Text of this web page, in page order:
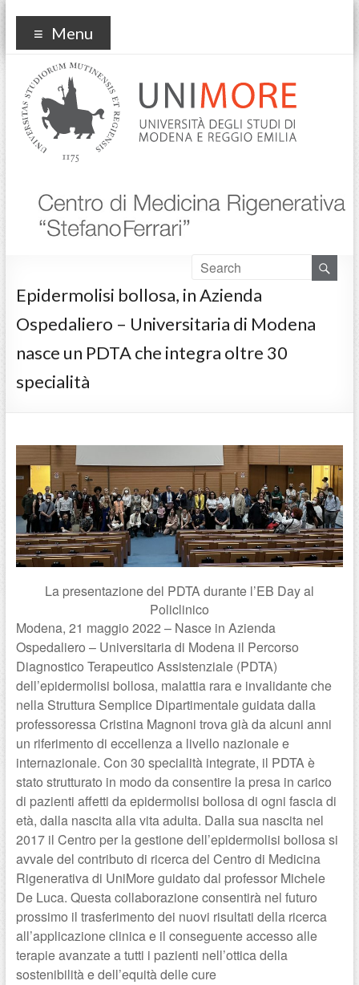
Centro Medicina
Rigenerativa
Menu
Epidermolisi bollosa, in Azienda
Ospedaliero – Universitaria di Modena
nasce un PDTA che integra oltre 30
specialità
La presentazione del PDTA durante l’EB Day al
Policlinico
Modena, 21 maggio 2022 – Nasce in Azienda
Ospedaliero – Universitaria di Modena il Percorso
Diagnostico Terapeutico Assistenziale (PDTA)
dell’epidermolisi bollosa, malattia rara e invalidante che
nella Struttura Semplice Dipartimentale guidata dalla
professoressa Cristina Magnoni trova già da alcuni anni
un riferimento di eccellenza a livello nazionale e
internazionale. Con 30 specialità integrate, il PDTA è
stato strutturato in modo da consentire la presa in carico
di pazienti affetti da epidermolisi bollosa di ogni fascia di
età, dalla nascita alla vita adulta. Dalla sua nascita nel
2017 il Centro per la gestione dell’epidermolisi bollosa si
avvale del contributo di ricerca del Centro di Medicina
Rigenerativa di UniMore guidato dal professor Michele
De Luca. Questa collaborazione consentirà nel futuro
prossimo il trasferimento dei nuovi risultati della ricerca
all’applicazione clinica e il conseguente accesso alle
terapie avanzate a tutti i pazienti nell’ottica della
sostenibilità e dell’equità delle cure